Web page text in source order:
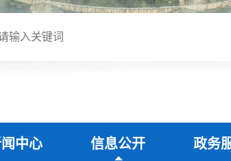
中心 信息公开 政务